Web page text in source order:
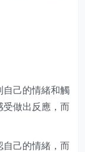
自己的情緒和觸
受做出反應，而
自己的情緒，而